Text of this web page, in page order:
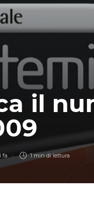
il
fa 1 mindi lettura